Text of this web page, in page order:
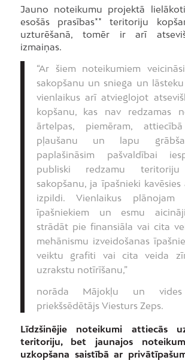
Jauno noteikumu projektā
esošās prasības** teritoriju
uzturēšanā, tomēr ir arī
izmaiņas.
“Ar šiem noteikumiem
sakopšanu un sniega un
vienlaikus arī atvieglojot
kopšanu, kas nav redzamas
ārtelpas, piemēram,
pļaušanu un lapu
paplašināsim pašvaldībai
publiski redzamu teritoriju
sakopšanu, ja īpašnieki
izpildi. Vienlaikus
īpašniekiem un esmu
strādāt pie finansiāla vai cita
mehānismu izveidošanas
veiktu grafiti vai cita veida
uzrakstu notīrīšanu,”
norāda Mājokļu un vides
priekšsēdētājs Viesturs Zeps.
Līdzšinējie noteikumi attiecās
teritoriju, bet jaunajos
uzkopšana saistībā ar